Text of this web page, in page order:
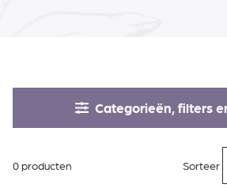
Categorieën, filters
0 producten Sorteer